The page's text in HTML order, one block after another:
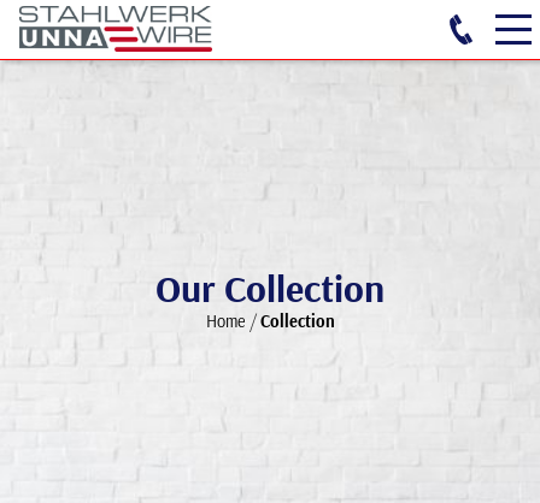
Our Collection
Home /Collection